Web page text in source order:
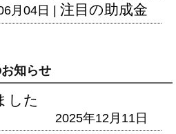
月04日 | 注目の助成金
知らせ
した
2025年12月11日